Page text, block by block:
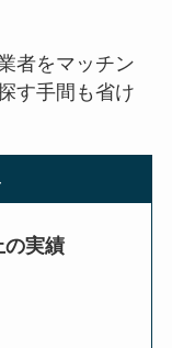
者をマッチン
す手間も省け
の実績